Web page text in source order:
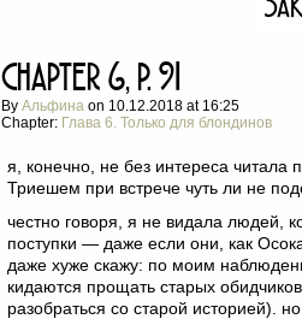
chapter 6, p. 91
By Альфина on 10.12.2018 at 16:25
Chapter: Глава 6. Только для блондинов
я, конечно, не без интереса
Триешем при встрече чуть ли не
честно говоря, я не видала людей,
поступки — даже если они, как
даже хуже скажу: по моим
кидаются прощать старых
разобраться со старой историей).